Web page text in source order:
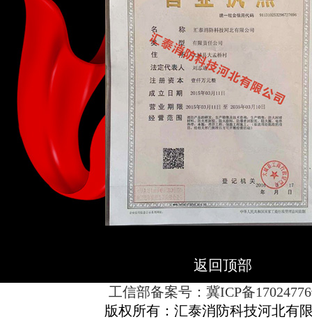
返回顶部
工信部备案号：冀ICP备
版权所有：汇泰消防科技河北有